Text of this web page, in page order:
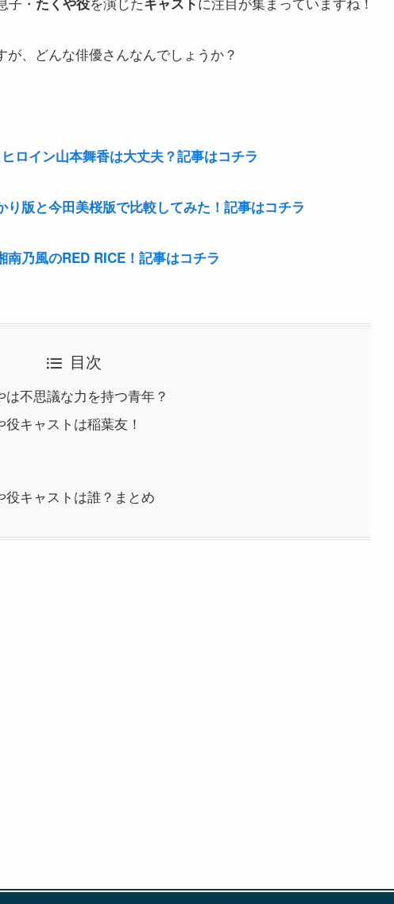
、どんな俳優さんなんでしょうか？
イン山本舞香は大丈夫？記事はコチラ
版と今田美桜版で比較してみた！記事はコチラ
乃風のRED RICE！記事はコチラ
目次
は不思議な力を持つ青年？
役キャストは稲葉友！
役キャストは誰？まとめ